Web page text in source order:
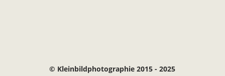
© Kleinbildphotographie 2015 - 2025